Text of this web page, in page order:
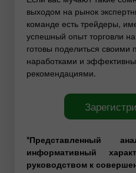
выходом на рынок
команде есть трейдеры,
успешный опыт торговли
готовы поделиться
наработками и
рекомендациями.
*Представленный
информативный
руководством к